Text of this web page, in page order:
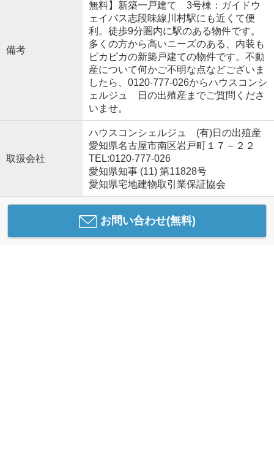
備考
無料】新築一戸建て 3号棟：ガイドウ
ェイバス志段味線川村駅にも近くて便
利。徒歩9分圏内に駅のある物件です。
多くの方から高いニーズのある、内装も
ピカピカの新築戸建ての物件です。不動
産について何かご不明な点などございま
したら、0120-777-026からハウスコンシ
ェルジュ 日の出殖産までご質問くださ
いませ。
取扱会社
ハウスコンシェルジュ (有)日の出殖産
愛知県名古屋市南区岩戸町１７－２２
TEL:0120-777-026
愛知県知事 (11) 第11828号
愛知県宅地建物取引業保証協会
お問い合わせ(無料)